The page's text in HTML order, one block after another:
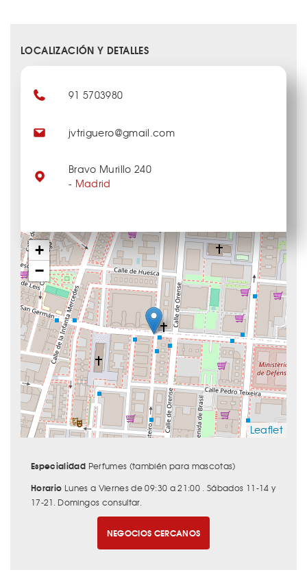
LOCALIZACIÓN Y DETALLES
+
−
Leaflet
91 5703980
jvtriguero@gmail.com
Bravo Murillo 240
- Madrid
Especialidad Perfumes (también para mascotas)
Horario Lunes a Viernes de 09:30 a 21:00 . Sábados 11-14 y
17-21. Domingos consultar.
NEGOCIOS CERCANOS